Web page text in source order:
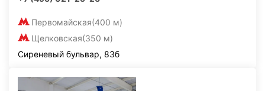
Первомайская(400 м)
Щелковская(350 м)
Сиреневый бульвар, 83б